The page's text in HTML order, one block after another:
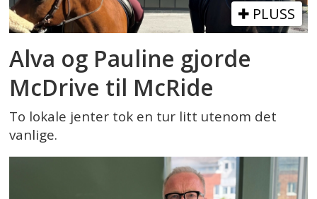
PLUSS
Alva og Pauline gjorde
McDrive til McRide
To lokale jenter tok en tur litt utenom det
vanlige.